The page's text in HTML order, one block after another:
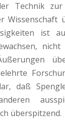
Technik
Wissenschaft
ist
daß
überspitzend.